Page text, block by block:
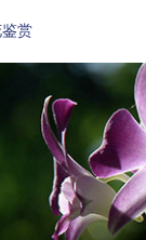
赏